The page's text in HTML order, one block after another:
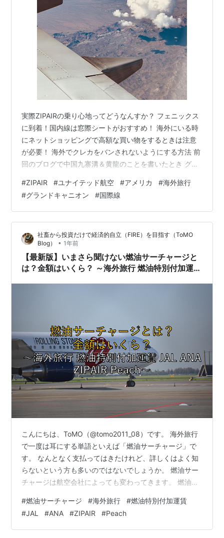
実際ZIPAIRの乗り心地ってどうなんすか？ フェニックス
に到着！国内線は窓際シートがおすすめ！ 海外にいる時
にネットショッピングで高額な買い物をするときは注意
が必要！ 海外でクレカをバンされないようにする方法 前
回のブログで中国九寨溝＆黄龍のことを書いたとき グラ
ャニオンについても書かねば！ と、しばらく思っており
ました。 『グランドキャニオンって超有名な観光地です
わ、 今更なんすか？？え？私がその雄大さを知らないと
でも？』 そんな声が聞こえてきそうですが・・。 それで
も書きますよ。 グランドキャニオンさんのことを！！ つ
いでに昨年は、ア…
#ZIPAIR #ユナイテッド航空 #アメリカ #海外旅行
#グランドキャニオン #国際線
社畜から投資だけで経済的自立（FIRE）を目指す（ToMO
Blog）
• 1年前
【最新版】いまさら聞けない燃油サーチャージと
は？金額はいくら？ ～海外旅行 燃油特別付加運賃
こんにちは、ToMO（@tomo2011_08）です。 海外旅行
で一度は耳にする単語といえば「燃油サーチャージ」で
す。 なんとなく支払ってはきたけれど、詳しくはよく知
らないという方も多いのではないでしょうか。 燃油サー
チャージは航空会社によっても変わってきます。 燃油サ
きるかもしれません。 そこでこの記事では、燃油サーチ
ャージの基本から具体的な金額まで海外旅行初心者の方
にもわかりやすく解説します。 海外旅行を予定している
#燃油サーチャージ #海外旅行 #燃油特別付加運賃
#JAL #ANA #ZIPAIR #Peach